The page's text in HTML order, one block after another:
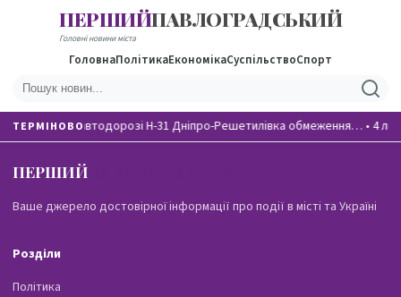
ПЕРШИЙПАВЛОГРАДСЬКИЙ
Головні новини міста
ГоловнаПолітикаЕкономікаСуспільствоСпорт
ТЕРМІНОВОНа автодорозі Н-31 Дніпро-Решетилівка обмеження… •4
ПЕРШИЙ
Ваше джерело достовірної інформації про події в місті та Україні
Розділи
Політика